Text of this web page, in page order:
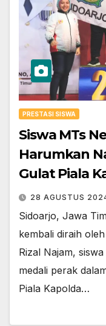
PRESTASI SISWA
Siswa MTs
Harumkan
Gulat Piala
28 AGUSTUS
Sidoarjo, Jawa
kembali diraih
Rizal Najam,
medali perak
Piala Kapolda…